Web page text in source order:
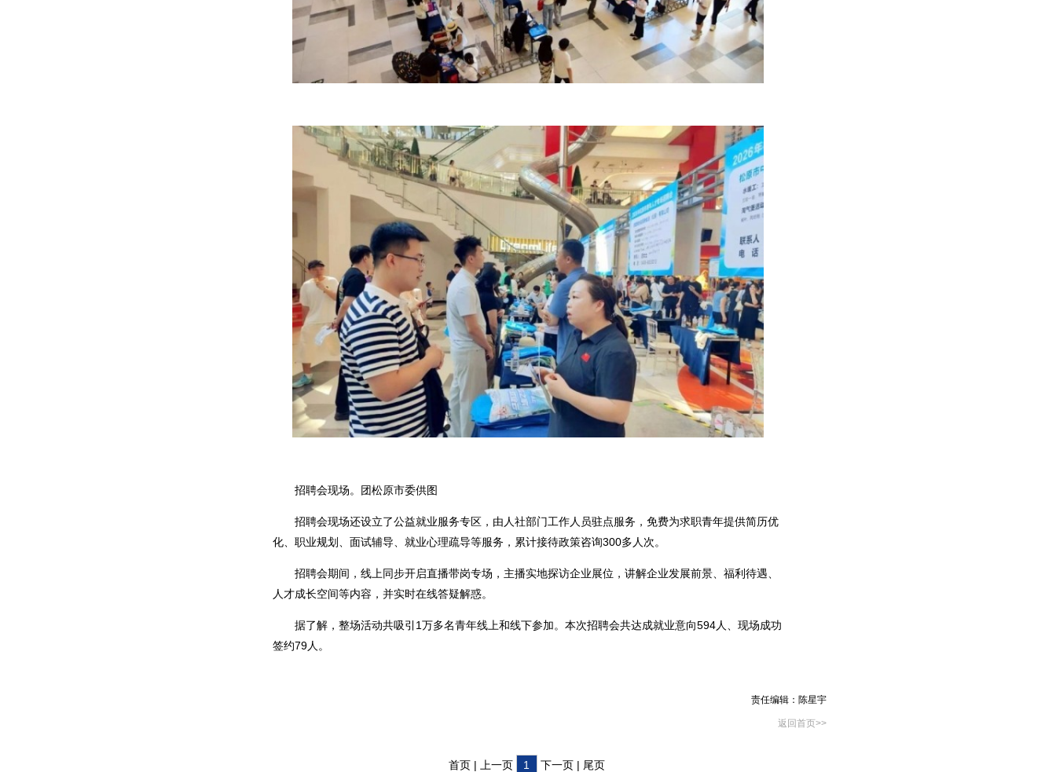
招聘会现场。团松原市委供图
招聘会现场还设立了公益就业服务专区，由人社部门工作人员驻点服务，免费为求职青年提供简历优
化、职业规划、面试辅导、就业心理疏导等服务，累计接待政策咨询300多人次。
招聘会期间，线上同步开启直播带岗专场，主播实地探访企业展位，讲解企业发展前景、福利待遇、
人才成长空间等内容，并实时在线答疑解惑。
据了解，整场活动共吸引1万多名青年线上和线下参加。本次招聘会共达成就业意向594人、现场成功
签约79人。
责任编辑：陈星宇
返回首页>>
首页 | 上一页 1 下一页 | 尾页